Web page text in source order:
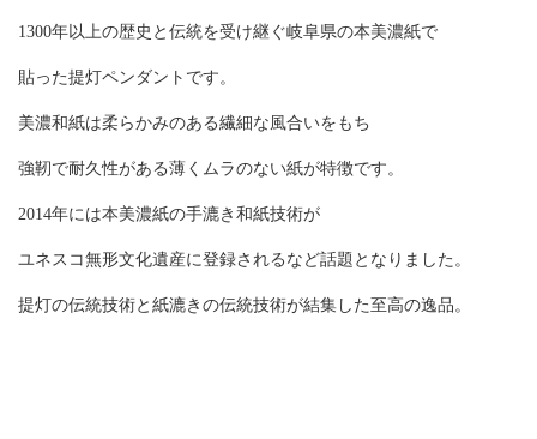
1300年以上の歴史と伝統を受け継ぐ岐阜県の本美濃紙で
貼った提灯ペンダントです。
美濃和紙は柔らかみのある繊細な風合いをもち
強靭で耐久性がある薄くムラのない紙が特徴です。
2014年には本美濃紙の手漉き和紙技術が
ユネスコ無形文化遺産に登録されるなど話題となりました。
提灯の伝統技術と紙漉きの伝統技術が結集した至高の逸品。